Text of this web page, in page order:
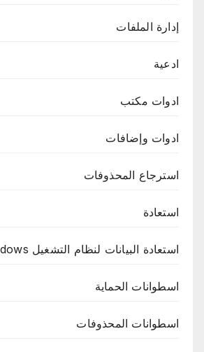
إدارة الملفات
ادعية
ادوات مكتب
ادوات وإضافات
استرجاع المحذوفات
استعادة
استعادة البيانات لنظام التشغيل Mac Windows
اسطوانات الحماية
اسطوانات المحذوفات